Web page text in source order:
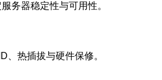
务器稳定性与可用性。
热插拔与硬件保修。